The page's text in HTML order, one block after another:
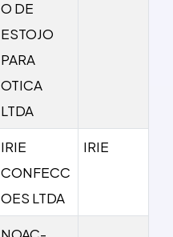
O DE
ESTOJO
PARA
OTICA
LTDA
IRIE
CONFECC
OES LTDA
IRIE